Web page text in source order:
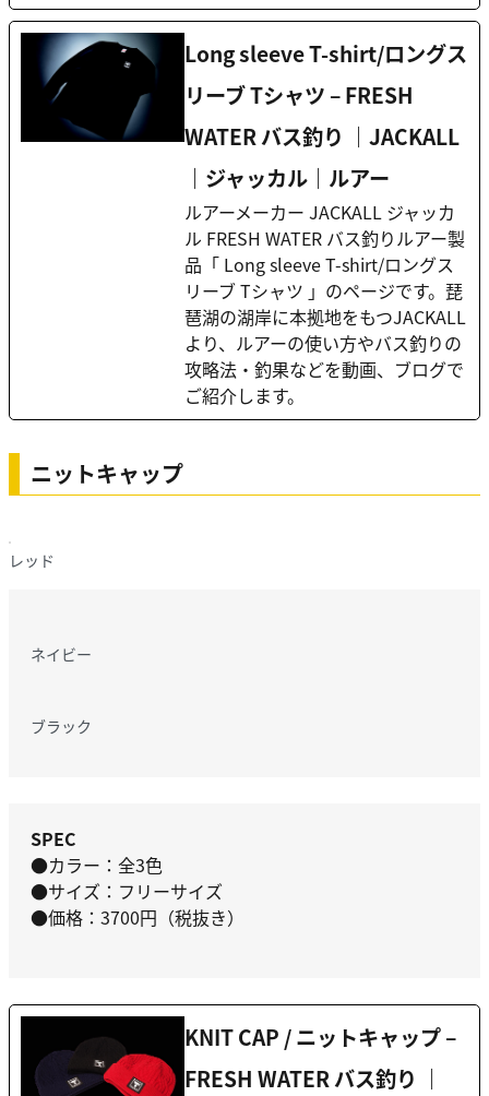
Long sleeve T-shirt/ロングス
リーブ Tシャツ – FRESH
WATER バス釣り ｜JACKALL
｜ジャッカル｜ルアー
ルアーメーカー JACKALL ジャッカ
ル FRESH WATER バス釣りルアー製
品「 Long sleeve T-shirt/ロングス
リーブ Tシャツ 」のページです。琵
琶湖の湖岸に本拠地をもつJACKALL
より、ルアーの使い方やバス釣りの
攻略法・釣果などを動画、ブログで
ご紹介します。
ニットキャップ
レッド
ネイビー
ブラック
SPEC
●カラー：全3色
●サイズ：フリーサイズ
●価格：3700円（税抜き）
KNIT CAP / ニットキャップ –
FRESH WATER バス釣り ｜